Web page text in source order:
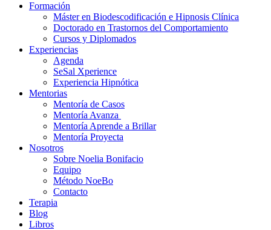
Formación
Máster en Biodescodificación e Hipnosis Clínica
Doctorado en Trastornos del Comportamiento
Cursos y Diplomados
Experiencias
Agenda
SeSal Xperience
Experiencia Hipnótica
Mentorias
Mentoría de Casos
Mentoría Avanza
Mentoría Aprende a Brillar
Mentoría Proyecta
Nosotros
Sobre Noelia Bonifacio
Equipo
Método NoeBo
Contacto
Terapia
Blog
Libros